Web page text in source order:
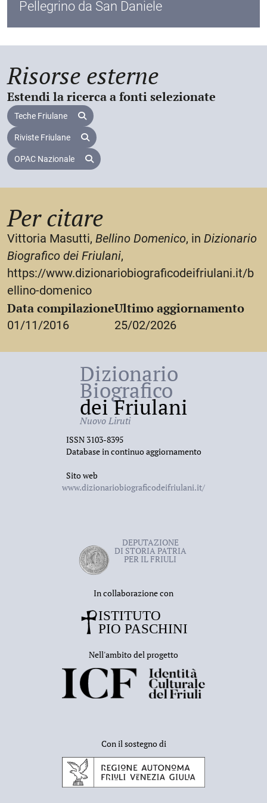
11.Pellegrino da San Daniele
Risorse esterne
Estendi la ricerca a fonti selezionate
Teche Friulane
Riviste Friulane
OPAC Nazionale
Per citare
Vittoria Masutti, Bellino Domenico, in Dizionario
Biografico dei Friulani,
https://www.dizionariobiograficodeifriulani.it/b
ellino-domenico
Data compilazione
01/11/2016
Ultimo aggiornamento
25/02/2026
Dizionario
Biografico
dei Friulani
Nuovo Liruti
ISSN 3103-8395
Database in continuo aggiornamento
Sito web
www.dizionariobiograficodeifriulani.it/
DEPUTAZIONE
DI STORIA PATRIA
PER IL FRIULI
In collaborazione con
Nell'ambito del progetto
Con il sostegno di